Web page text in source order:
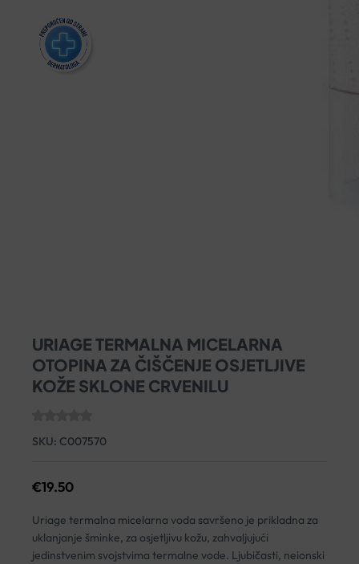
URIAGE TERMALNA MICELARNA
OTOPINA ZA ČIŠČENJE OSJETLJIVE
KOŽE SKLONE CRVENILU
SKU: C007570
€19.50
Uriage termalna micelarna voda savršeno je prikladna za
uklanjanje šminke, za osjetljivu kožu, zahvaljujući
jedinstvenim svojstvima termalne vode. Ljubičasti, neionski